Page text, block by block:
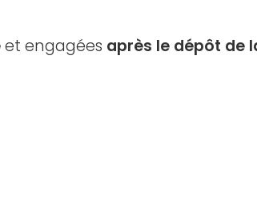
et engagées après le dépôt de